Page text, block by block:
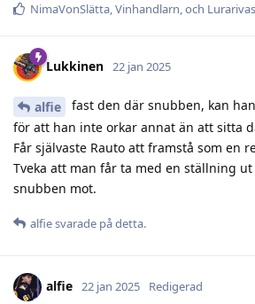
NimaVonSlätta,Vinhandlarn, och
Lukkinen 22 jan 2025
alfie
fast den där snubben, kan
för att han inte orkar annat än att sitta
Får självaste Rauto att framstå som en
Tveka att man får ta med en ställning
snubben mot.
alfiesvarade på detta.
alfie 22 jan 2025 Redigerad